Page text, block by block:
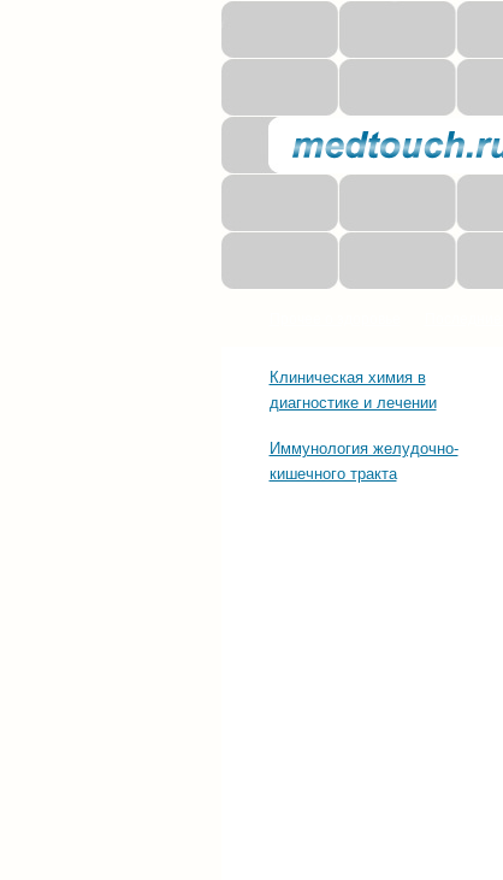
Клиническая химия в
диагностике и лечении
Иммунология желудочно-
кишечного тракта